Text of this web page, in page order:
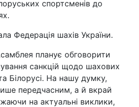
спортсменів до
Федерація шахів України.
планує обговорити
санкцій щодо шахових
Білорусі. На нашу думку,
передчасним, а й вкрай
на актуальні виклики,